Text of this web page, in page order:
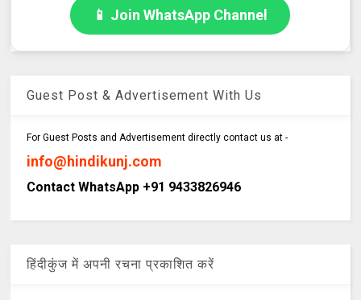
📱 Join WhatsApp Channel
Guest Post & Advertisement With Us
For Guest Posts and Advertisement directly contact us at -
info@hindikunj.com
Contact WhatsApp +91 9433826946
हिंदीकुंज में अपनी रचना प्रकाशित करें